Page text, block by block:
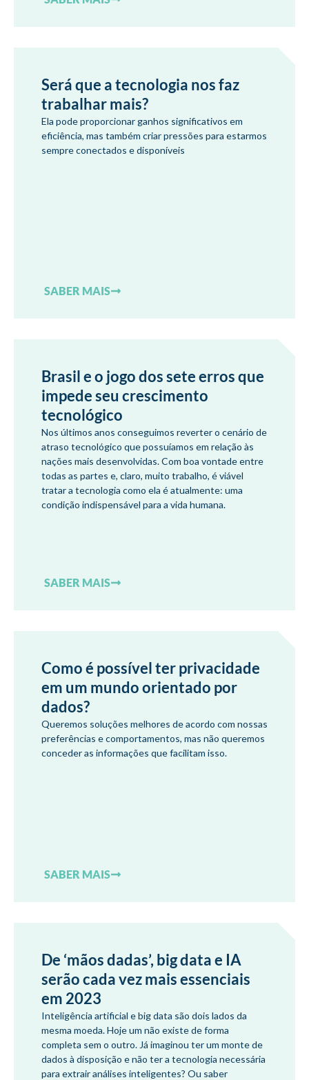
Será que a tecnologia nos faz
trabalhar mais?
Ela pode proporcionar ganhos significativos em
eficiência, mas também criar pressões para estarmos
sempre conectados e disponíveis
SABER MAIS
Brasil e o jogo dos sete erros que
impede seu crescimento
tecnológico
Nos últimos anos conseguimos reverter o cenário de
atraso tecnológico que possuíamos em relação às
nações mais desenvolvidas. Com boa vontade entre
todas as partes e, claro, muito trabalho, é viável
tratar a tecnologia como ela é atualmente: uma
condição indispensável para a vida humana.
SABER MAIS
Como é possível ter privacidade
em um mundo orientado por
dados?
Queremos soluções melhores de acordo com nossas
preferências e comportamentos, mas não queremos
conceder as informações que facilitam isso.
SABER MAIS
De ‘mãos dadas’, big data e IA
serão cada vez mais essenciais
em 2023
Inteligência artificial e big data são dois lados da
mesma moeda. Hoje um não existe de forma
completa sem o outro. Já imaginou ter um monte de
dados à disposição e não ter a tecnologia necessária
para extrair análises inteligentes? Ou saber